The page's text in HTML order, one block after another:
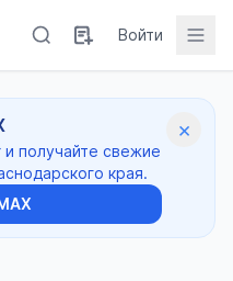
Войти
×
и получайте свежие
края.